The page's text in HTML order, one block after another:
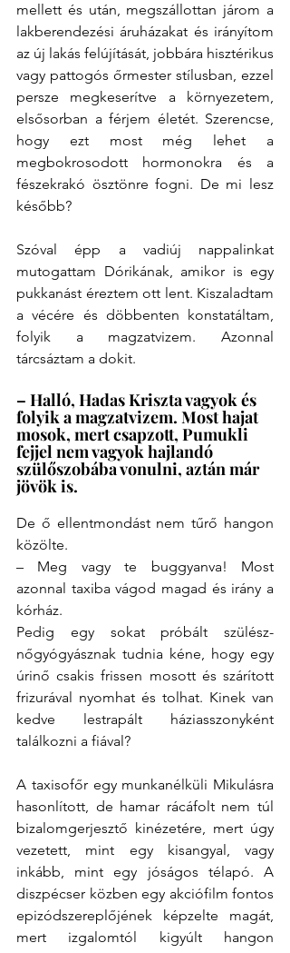
mellett és után, megszállottan járom a
lakberendezési áruházakat és irányítom
az új lakás felújítását, jobbára hisztérikus
vagy pattogós őrmester stílusban, ezzel
persze megkeserítve a környezetem,
elsősorban a férjem életét. Szerencse,
hogy ezt most még lehet a
megbokrosodott hormonokra és a
fészekrakó ösztönre fogni. De mi lesz
később?
Szóval épp a vadiúj nappalinkat
mutogattam Dórikának, amikor is egy
pukkanást éreztem ott lent. Kiszaladtam
a vécére és döbbenten konstatáltam,
folyik a magzatvizem. Azonnal
tárcsáztam a dokit.
– Halló, Hadas Kriszta vagyok és
folyik a magzatvizem. Most hajat
mosok, mert csapzott, Pumukli
fejjel nem vagyok hajlandó
szülőszobába vonulni, aztán már
jövök is.
De ő ellentmondást nem tűrő hangon
közölte.
– Meg vagy te buggyanva! Most
azonnal taxiba vágod magad és irány a
kórház.
Pedig egy sokat próbált szülész-
nőgyógyásznak tudnia kéne, hogy egy
úrinő csakis frissen mosott és szárított
frizurával nyomhat és tolhat. Kinek van
kedve lestrapált háziasszonyként
találkozni a fiával?
A taxisofőr egy munkanélküli Mikulásra
hasonlított, de hamar rácáfolt nem túl
bizalomgerjesztő kinézetére, mert úgy
vezetett, mint egy kisangyal, vagy
inkább, mint egy jóságos télapó. A
diszpécser közben egy akciófilm fontos
epizódszereplőjének képzelte magát,
mert izgalomtól kigyúlt hangon